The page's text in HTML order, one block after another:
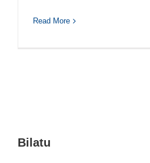
Read More
Bilatu